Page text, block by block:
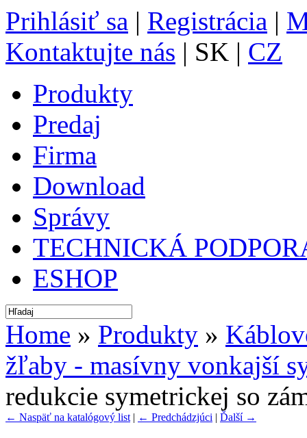
Prihlásiť sa | Registrácia |
Kontaktujte nás | SK | CZ
Produkty
Predaj
Firma
Download
Správy
TECHNICKÁ
ESHOP
Home » Produkty »
žľaby - masívny vonkajší
redukcie symetrickej so
← Naspäť na katalógový list | ← Predchádzjúci | Ďalší →